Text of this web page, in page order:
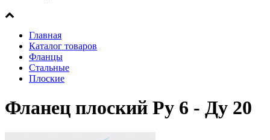
Главная
Каталог товаров
Фланцы
Стальные
Плоские
Фланец плоский Ру 6 - Ду 20